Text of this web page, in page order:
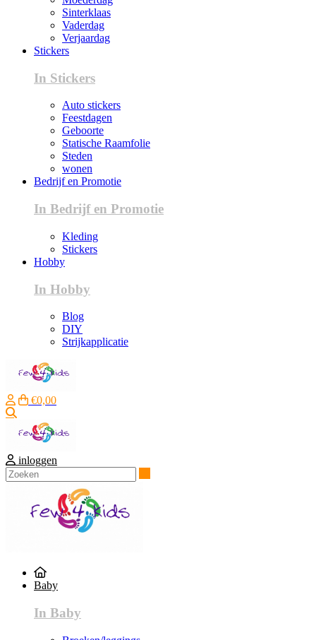
Sinterklaas
Vaderdag
Verjaardag
Stickers
In Stickers
Auto stickers
Feestdagen
Geboorte
Statische Raamfolie
Steden
wonen
Bedrijf en Promotie
In Bedrijf en Promotie
Kleding
Stickers
Hobby
In Hobby
Blog
DIY
Strijkapplicatie
€0,00
inloggen
Baby
In Baby